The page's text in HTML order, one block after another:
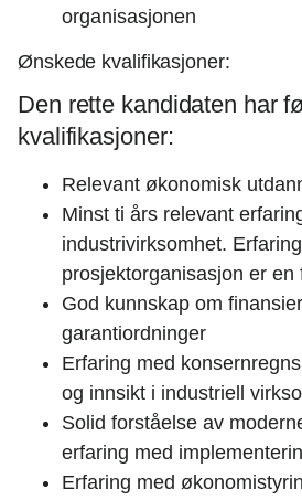
organisasjonen
Ønskede kvalifikasjoner:
Den rette kandidaten har
kvalifikasjoner:
Relevant økonomisk
Minst ti års relevant
industrivirksomhet.
prosjektorganisasjon er en
God kunnskap om
garantiordninger
Erfaring med
og innsikt i industriell
Solid forståelse av
erfaring med
Erfaring med